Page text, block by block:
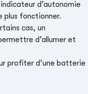
d’autonomie
plus fonctionner.
cas, un
d’allumer et
profiter d’une batterie